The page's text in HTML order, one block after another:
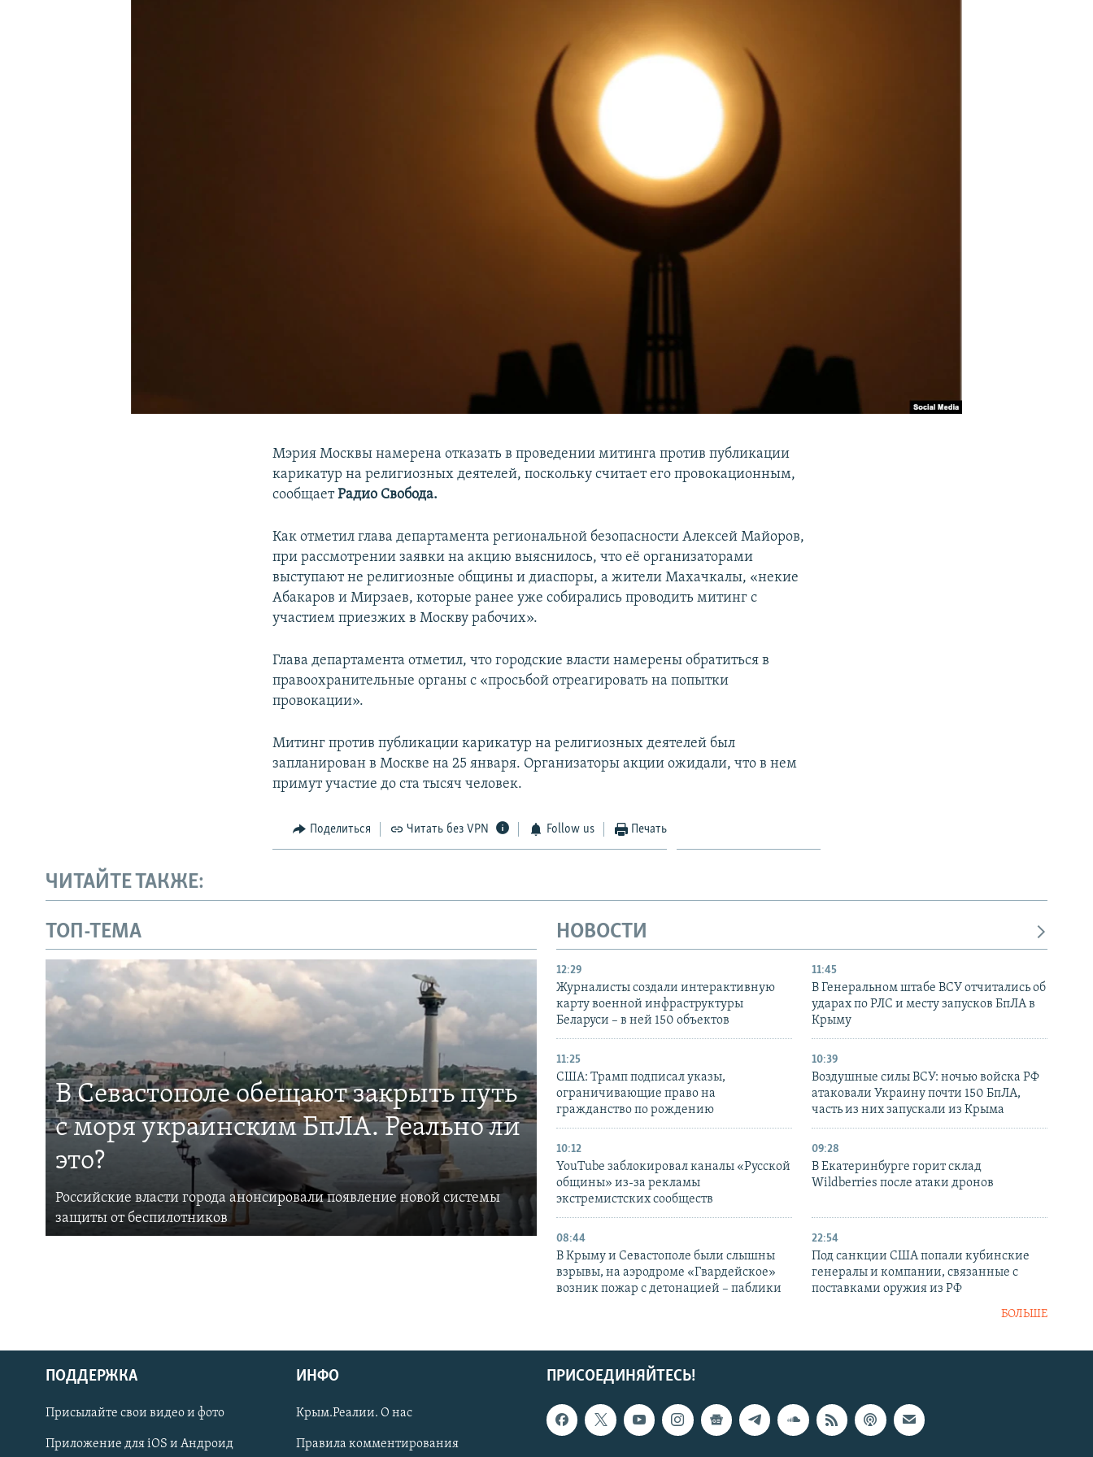
Українською
Qırımtatar
Мэрия Москвы намерена отказать в проведении митинга против публикации
карикатур на религиозных деятелей, поскольку считает его провокационным,
сообщаетРадио Свобода.
Как отметил глава департамента региональной безопасности Алексей Майоров,
при рассмотрении заявки на акцию выяснилось, что её организаторами
выступают не религиозные общины и диаспоры, а жители Махачкалы, «некие
Абакаров и Мирзаев, которые ранее уже собирались проводить митинг с
участием приезжих в Москву рабочих».
Глава департамента отметил, что городские власти намерены обратиться в
правоохранительные органы с «просьбой отреагировать на попытки
провокации».
Митинг против публикации карикатур на религиозных деятелей был
запланирован в Москве на 25 января. Организаторы акции ожидали, что в нем
примут участие до ста тысяч человек.
Поделиться Читать без VPN Follow us Печать
ЧИТАЙТЕ ТАКЖЕ:
ТОП-ТЕМА
В Севастополе обещают закрыть путь
с моря украинским БпЛА. Реально ли
это?
Российские власти города анонсировали появление новой системы
защиты от беспилотников
НОВОСТИ
12:29
Журналисты создали интерактивную
карту военной инфраструктуры
Беларуси – в ней 150 объектов
11:45
В Генеральном штабе ВСУ отчитались об
ударах по РЛС и месту запусков БпЛА в
Крыму
11:25
США: Трамп подписал указы,
ограничивающие право на
гражданство по рождению
10:39
Воздушные силы ВСУ: ночью войска РФ
атаковали Украину почти 150 БпЛА,
часть из них запускали из Крыма
10:12
YouTube заблокировал каналы «Русской
общины» из-за рекламы
экстремистских сообществ
09:28
В Екатеринбурге горит склад
Wildberries после атаки дронов
08:44
В Крыму и Севастополе были слышны
взрывы, на аэродроме «Гвардейское»
возник пожар с детонацией – паблики
22:54
Под санкции США попали кубинские
генералы и компании, связанные с
поставками оружия из РФ
БОЛЬШЕ
ПРИСОЕДИНЯЙТЕСЬ!
ПОДДЕРЖКА
Присылайте свои видео и фото
Приложение для iOS и Андроид
ИНФО
Крым.Реалии. О нас
Правила комментирования